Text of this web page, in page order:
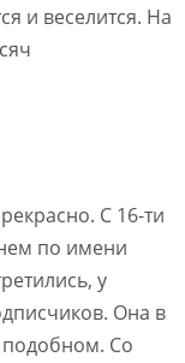
и веселится. На
С 16-ти
по имени
у
Она в
подобном. Со